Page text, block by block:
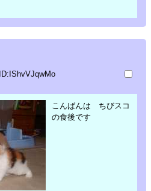
ID:IShvVJqwMo
こんばんは ちびスコ
の食後です